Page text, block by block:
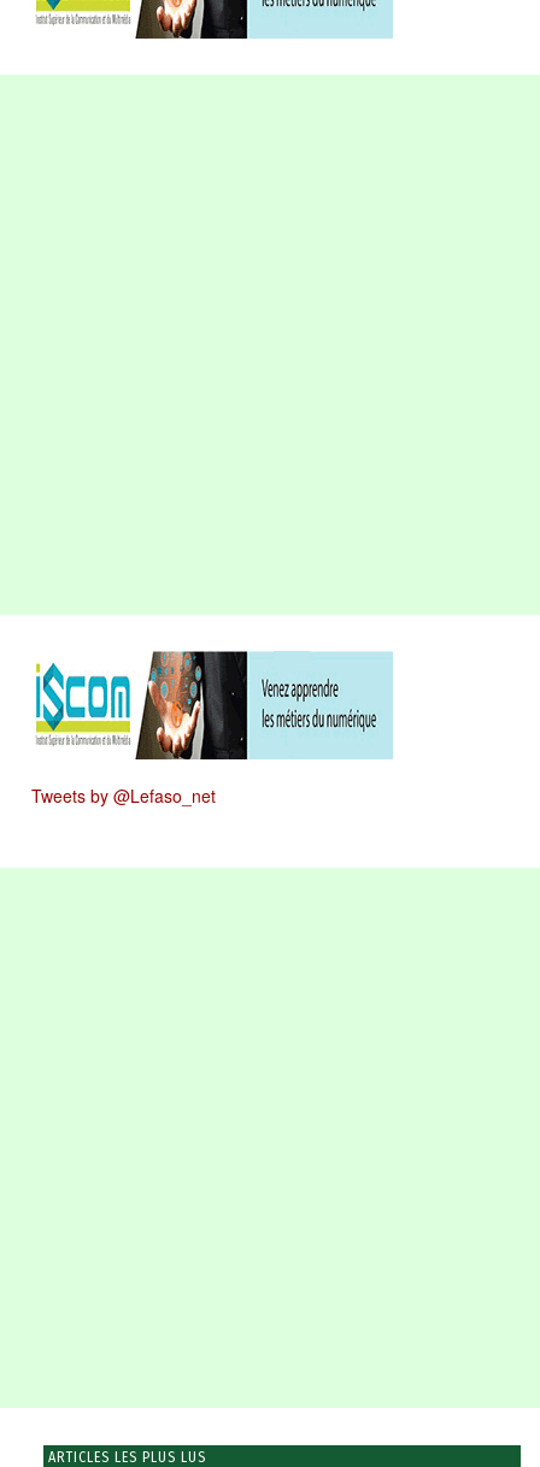
Tweets by @Lefaso_net
ARTICLES LES PLUS LUS